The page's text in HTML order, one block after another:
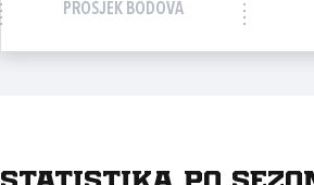
PROSJEK BODOVA